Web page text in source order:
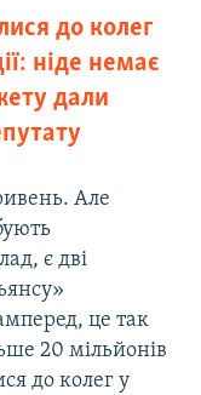
до колег
ніде немає
дали
Але
є дві
це так
20 мільйонів
до колег у